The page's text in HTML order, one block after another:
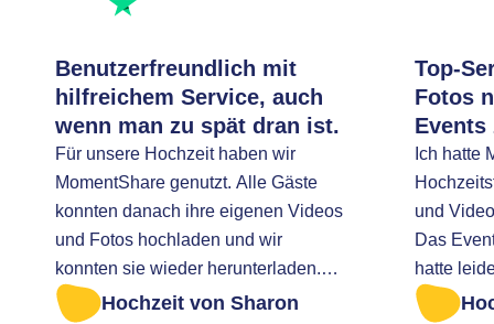
Benutzerfreundlich mit
hilfreichem Service, auch
wenn man zu spät dran ist.
Für unsere Hochzeit haben wir
MomentShare genutzt. Alle Gäste
konnten danach ihre eigenen Videos
und Fotos hochladen und wir
konnten sie wieder herunterladen.
Definitiv empfehlenswert! Ich war zu
Hochzeit von Sharon
Top-
Fotos
Events
Ich hatte
und
Das
hatte